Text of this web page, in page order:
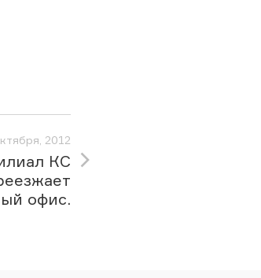
2012
КС
офис.